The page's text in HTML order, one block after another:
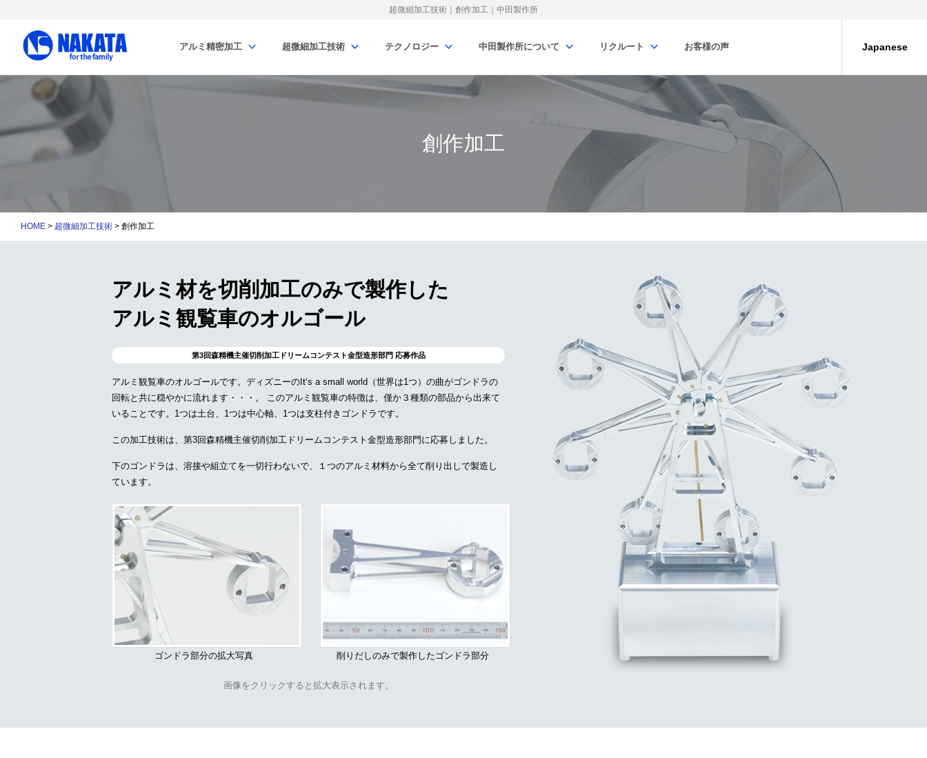
超微細加工技術｜創作加工｜中田製作所
アルミ精密加工 超微細加工技術 テクノロジー 中田製作所について リクルート お客様の声 Japanese
創作加工
HOME > 超微細加工技術 > 創作加工
アルミ材を切削加工のみで製作した
アルミ観覧車のオルゴール
第3回森精機主催切削加工ドリームコンテスト金型造形部門 応募作品
アルミ観覧車のオルゴールです。ディズニーのIt‘s a small world（世界は1つ）の曲がゴンドラの
回転と共に穏やかに流れます・・・。 このアルミ観覧車の特徴は、僅か３種類の部品から出来て
いることです。1つは土台、1つは中心軸、1つは支柱付きゴンドラです。
この加工技術は、第3回森精機主催切削加工ドリームコンテスト金型造形部門に応募しました。
下のゴンドラは、溶接や組立てを一切行わないで、１つのアルミ材料から全て削り出しで製造し
ています。
ゴンドラ部分の拡大写真 削りだしのみで製作したゴンドラ部分
画像をクリックすると拡大表示されます。